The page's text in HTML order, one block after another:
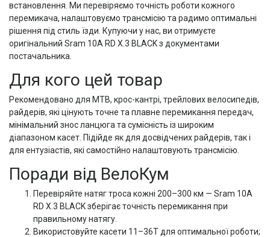
встановлення. Ми перевіряємо точність роботи кожного
перемикача, налаштовуємо трансмісію та радимо оптимальні
рішення під стиль їзди. Купуючи у нас, ви отримуєте
оригінальний Sram 10A RD X.3 BLACK з документами
постачальника.
Для кого цей товар
Рекомендовано для MTB, крос-кантрі, трейлових велосипедів,
райдерів, які цінують точне та плавне перемикання передач,
мінімальний знос ланцюга та сумісність із широким
діапазоном касет. Підійде як для досвідчених райдерів, так і
для ентузіастів, які самостійно налаштовують трансмісію.
Поради від ВелоКум
Перевіряйте натяг троса кожні 200–300 км — Sram 10A
RD X.3 BLACK зберігає точність перемикання при
правильному натягу.
Використовуйте касети 11–36T для оптимальної роботи;